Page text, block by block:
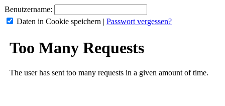
Benutzername:
Daten in Cookie speichern | Passwort vergessen?